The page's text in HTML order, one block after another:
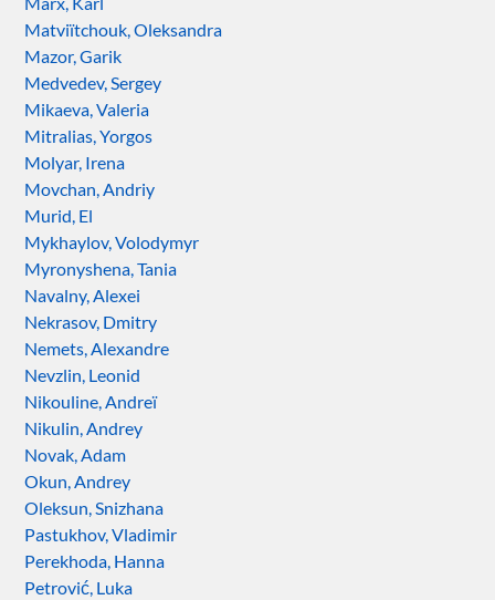
Matviïtchouk, Oleksandra
Mazor, Garik
Medvedev, Sergey
Mikaeva, Valeria
Mitralias, Yorgos
Molyar, Irena
Movchan, Andriy
Murid, El
Mykhaylov, Volodymyr
Myronyshena, Tania
Navalny, Alexei
Nekrasov, Dmitry
Nemets, Alexandre
Nevzlin, Leonid
Nikouline, Andreï
Nikulin, Andrey
Novak, Adam
Okun, Andrey
Oleksun, Snizhana
Pastukhov, Vladimir
Perekhoda, Hanna
Petrović, Luka